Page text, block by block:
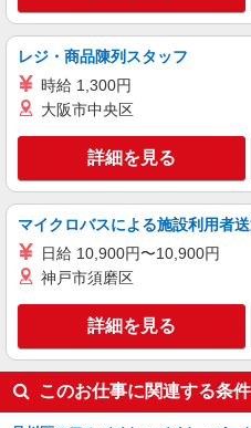
レジ・商品陳列スタッフ
時給 1,300円
大阪市中央区
詳細を見る
マイクロバスによる施設利用者
日給 10,900円〜10,900円
神戸市須磨区
詳細を見る
このお仕事に関連する条